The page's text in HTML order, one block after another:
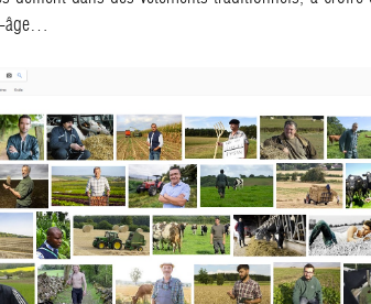
âge…